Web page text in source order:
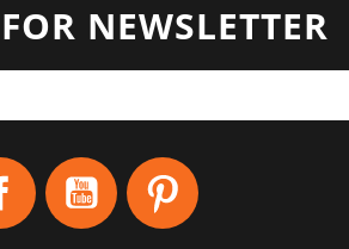
NEWSLETTER
Facebook YouTube